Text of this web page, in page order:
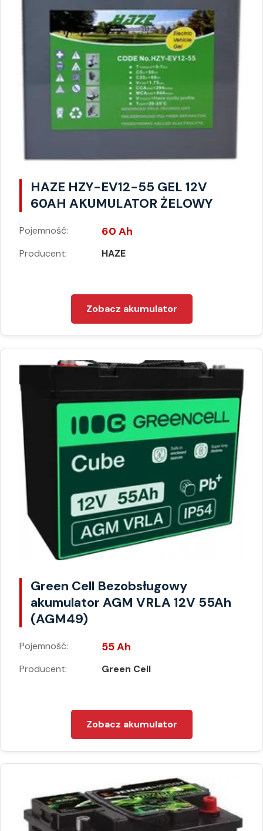
HAZE HZY-EV12-55 GEL 12V
60AH AKUMULATOR ŻELOWY
Pojemność: 60 Ah
Producent: HAZE
Zobacz akumulator
Green Cell Bezobsługowy
akumulator AGM VRLA 12V 55Ah
(AGM49)
Pojemność: 55 Ah
Producent: Green Cell
Zobacz akumulator